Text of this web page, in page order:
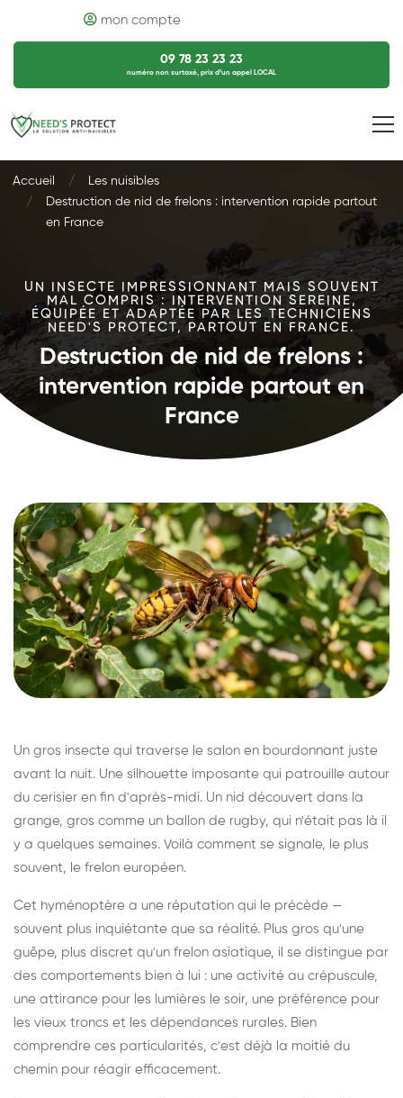
mon compte
09 78 23 23 23
numéro non surtaxé, prix d’un appel LOCAL
Accueil
Les nuisibles
Destruction de nid de frelons : intervention rapide partout
en France
UN INSECTE IMPRESSIONNANT MAIS SOUVENT
MAL COMPRIS : INTERVENTION SEREINE,
ÉQUIPÉE ET ADAPTÉE PAR LES TECHNICIENS
NEED'S PROTECT, PARTOUT EN FRANCE.
Destruction de nid de frelons :
intervention rapide partout en
France
Un gros insecte qui traverse le salon en bourdonnant juste
avant la nuit. Une silhouette imposante qui patrouille autour
du cerisier en fin d'après-midi. Un nid découvert dans la
grange, gros comme un ballon de rugby, qui n'était pas là il
y a quelques semaines. Voilà comment se signale, le plus
souvent, le frelon européen.
Cet hyménoptère a une réputation qui le précède —
souvent plus inquiétante que sa réalité. Plus gros qu'une
guêpe, plus discret qu'un frelon asiatique, il se distingue par
des comportements bien à lui : une activité au crépuscule,
une attirance pour les lumières le soir, une préférence pour
les vieux troncs et les dépendances rurales. Bien
comprendre ces particularités, c'est déjà la moitié du
chemin pour réagir efficacement.